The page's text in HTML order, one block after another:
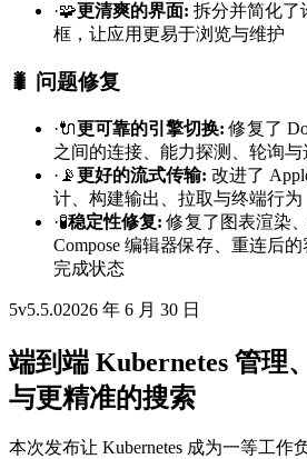
·🧩更清爽的界面: 拆分并简化了
框，让应用更易于浏览与维护
🐛 问题修复
·🔌更可靠的引擎切换:修复了
之间的连接、能力探测、轮询
· 📡更好的流式传输: 改进了
计、构建输出、拉取与终端行为
·🧪稳定性修复:修复了图表渲染
Compose 编辑器保存、重连后
完成状态
5v5.5.02026 年 6 月 30 日
端到端 Kubernetes 管理
与更精准的搜索
本次发布让 Kubernetes 成为一等工